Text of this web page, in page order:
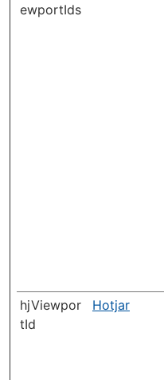
ewportIds
hjViewpor
tId
Hotjar